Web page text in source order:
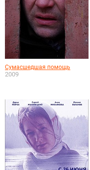
Сумасшедшая помощь
2009